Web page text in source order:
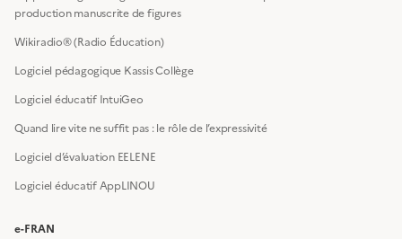
production manuscrite de figures
Wikiradio® (Radio Éducation)
Logiciel pédagogique Kassis Collège
Logiciel éducatif IntuiGeo
Quand lire vite ne suffit pas : le rôle de l’expressivité
Logiciel d’évaluation EELENE
Logiciel éducatif AppLINOU
e-FRAN